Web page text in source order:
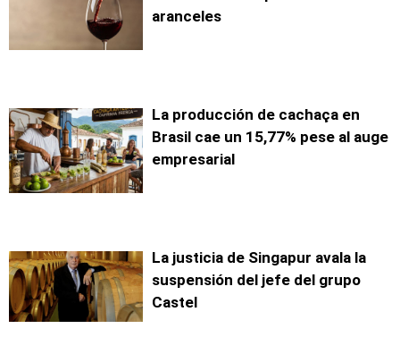
aranceles
La producción de cachaça en
Brasil cae un 15,77% pese al auge
empresarial
La justicia de Singapur avala la
suspensión del jefe del grupo
Castel